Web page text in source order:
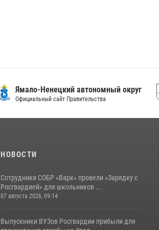
Ямало-Ненецкий автономный округ
Официальный сайт Правительства
НОВОСТИ
Сотрудники СОБР «Варк» провели «Зарядку с
Росгвардией» для школьников ...
07 августа 2026, 09:14
Выпускники ВУЗов Росгвардии прибыли для